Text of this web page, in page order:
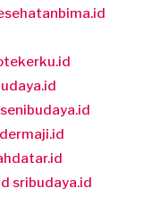
senibudaya.id
sribudaya.id